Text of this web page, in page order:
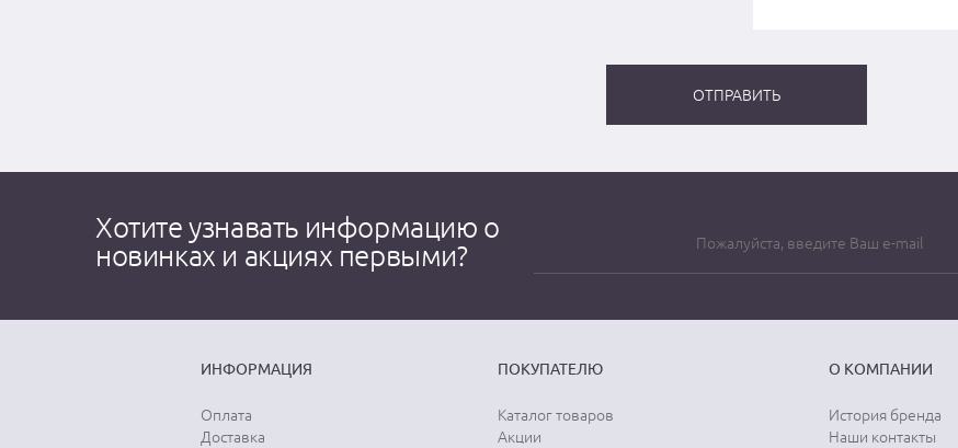
Хотите узнавать информацию о
новинках и акциях первыми?
ИНФОРМАЦИЯ
Оплата
Доставка
ПОКУПАТЕЛЮ
Каталог товаров
Акции
О КОМПАНИИ
История бренда
Наши контакты